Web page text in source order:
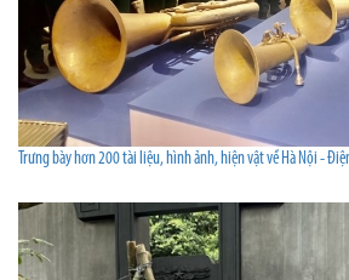
Trưng bày hơn 200 tài liệu, hình ảnh, hiện vật về Hà Nội -